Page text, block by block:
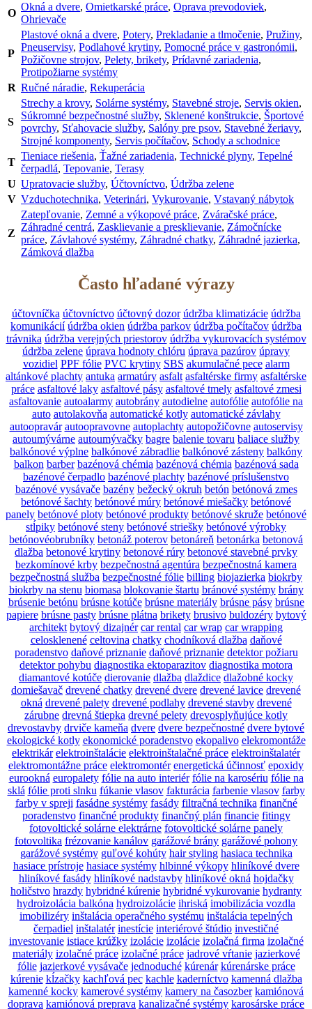
O
Okná a dvere, Omietkarské práce, Oprava prevodoviek,
Ohrievače
P
Plastové okná a dvere, Potery, Prekladanie a tlmočenie, Pružiny,
Pneuservisy, Podlahové krytiny, Pomocné práce v gastronómii,
Požičovne strojov, Pelety, brikety, Prídavné zariadenia,
Protipožiarne systémy
R Ručné náradie, Rekuperácia
S
Strechy a krovy, Solárne systémy, Stavebné stroje, Servis okien,
Súkromné bezpečnostné služby, Sklenené konštrukcie, Športové
povrchy, Sťahovacie služby, Salóny pre psov, Stavebné žeriavy,
Strojné komponenty, Servis počítačov, Schody a schodnice
T
Tieniace riešenia, Ťažné zariadenia, Technické plyny, Tepelné
čerpadlá, Tepovanie, Terasy
U Upratovacie služby, Účtovníctvo, Údržba zelene
V Vzduchotechnika, Veterinári, Vykurovanie, Vstavaný nábytok
Z
Zatepľovanie, Zemné a výkopové práce, Zváračské práce,
Záhradné centrá, Zasklievanie a presklievanie, Zámočnícke
práce, Závlahové systémy, Záhradné chatky, Záhradné jazierka,
Zámková dlažba
Často hľadané výrazy
účtovníčka účtovníctvo účtovný dozor údržba klimatizácie údržba
komunikácií údržba okien údržba parkov údržba počítačov údržba
trávnika údržba verejných priestorov údržba vykurovacích systémov
údržba zelene úprava hodnoty chlóru úprava pazúrov úpravy
vozidiel PPF fólie PVC krytiny SBS akumulačné pece alarm
altánkové plachty antuka armatúry asfalt asfaltérske firmy asfaltérske
práce asfaltové laky asfaltové pásy asfaltové tmely asfaltové zmesi
asfaltovanie autoalarmy autobrány autodielne autofólie autofólie na
auto autolakovňa automatické kotly automatické závlahy
autoopravár autoopravovne autoplachty autopožičovne autoservisy
autoumývárne autoumývačky bagre balenie tovaru baliace služby
balkónové výplne balkónové zábradlie balkónové zásteny balkóny
balkon barber bazénová chémia bazénová chémia bazénová sada
bazénové čerpadlo bazénové plachty bazénové príslušenstvo
bazénové vysávače bazény bežecký okruh betón betónová zmes
betónové šachty betónové múry betónové miešačky betónové
panely betónové ploty betónové produkty betónové skruže betónové
stĺpiky betónové steny betónové striešky betónové výrobky
betónovéobrubníky betonáž poterov betonáreň betonárka betonová
dlažba betonové krytiny betonové rúry betonové stavebné prvky
bezkomínové krby bezpečnostná agentúra bezpečnostná kamera
bezpečnostná služba bezpečnostné fólie billing biojazierka biokrby
biokrby na stenu biomasa blokovanie štartu bránové systémy brány
brúsenie betónu brúsne kotúče brúsne materiály brúsne pásy brúsne
papiere brúsne pasty brúsne plátna brikety brusivo buldozéry bytový
architekt bytový dizajnér car rental car wrap car wrapping
celosklenené celtovina chatky chodníková dlažba daňové
poradenstvo daňové priznanie daňové priznanie detektor požiaru
detektor pohybu diagnostika ektoparazitov diagnostika motora
diamantové kotúče dierovanie dlažba dlaždice dlažobné kocky
domiešavač drevené chatky drevené dvere drevené lavice drevené
okná drevené palety drevené podlahy drevené stavby drevené
zárubne drevná štiepka drevné pelety drevosplyňujúce kotly
drevostavby drviče kameňa dvere dvere bezpečnostné dvere bytové
ekologické kotly ekonomické poradenstvo ekopalivo elekromontáže
elektrikár elektroinštalácie elektroinštalačné práce elektroinštalatér
elektromontážne práce elektromontér energetická účinnosť epoxidy
eurookná europalety fólie na auto interiér fólie na karosériu fólie na
sklá fólie proti slnku fúkanie vlasov fakturácia farbenie vlasov farby
farby v spreji fasádne systémy fasády filtračná technika finančné
poradenstvo finančné produkty finančný plán financie fitingy
fotovoltické solárne elektrárne fotovoltické solárne panely
fotovoltika frézovanie kanálov garážové brány garážové pohony
garážové systémy guľové kohúty hair styling hasiaca technika
hasiace prístroje hasiace systémy hlbinné výkopy hliníkové dvere
hliníkové fasády hliníkové nadstavby hliníkové okná hojdačky
holičstvo hrazdy hybridné kúrenie hybridné vykurovanie hydranty
hydroizolácia balkóna hydroizolácie ihriská imobilizácia vozdla
imobilizéry inštalácia operačného systému inštalácia tepelných
čerpadiel inštalatér inestície interiérové štúdio investičné
investovanie istiace krúžky izolácie izolácie izolačná firma izolačné
materiály izolačné práce izolačné práce jadrové vŕtanie jazierkové
fólie jazierkové vysávače jednoduché kúrenár kúrenárske práce
kúrenie kĺzačky kachľová pec kachle kaderníctvo kamenná dlažba
kamenné kocky kamerové systémy kamery na časozber kamiónová
doprava kamiónová preprava kanalizačné systémy karosárske práce